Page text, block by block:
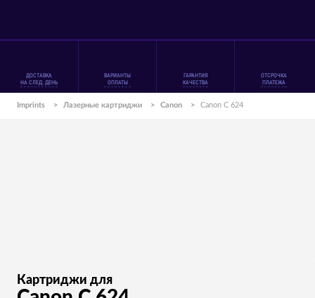
ДОСТАВКА
НА СЛЕД. ДЕНЬ
ВАРИАНТЫ
ОПЛАТЫ
ГАРАНТИЯ
КАЧЕСТВА
ОТСРОЧКА
ПЛАТЕЖА
Imprints > Лазерные картриджи > Canon > Canon C 624
Картриджи для